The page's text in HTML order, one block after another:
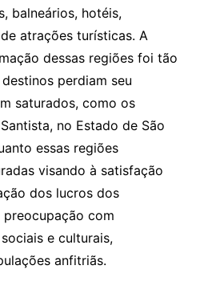
balneários, hotéis,
atrações turísticas. A
dessas regiões foi tão
perdiam seu
saturados, como os
no Estado de São
essas regiões
visando à satisfação
dos lucros dos
com
e culturais,
anfitriãs.